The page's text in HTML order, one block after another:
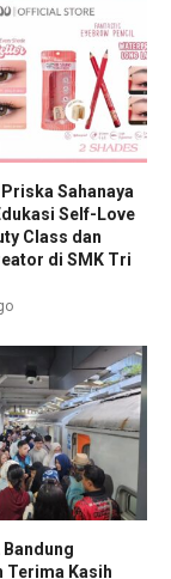
Priska Sahanaya
Self-Love
Class dan
di SMK Tri
Bandung
Terima Kasih